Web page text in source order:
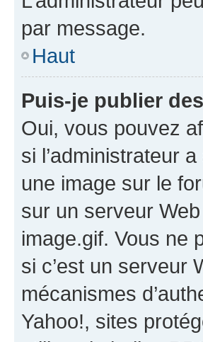
par message.
Haut
Puis-je publier
Oui, vous pouvez
si l’administrateur
une image sur le
sur un serveur
image.gif. Vous ne
si c’est un serveur
mécanismes
Yahoo!, sites